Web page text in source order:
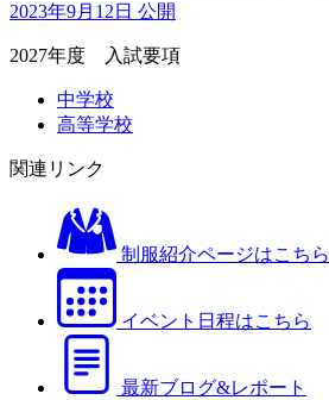
2023年9月12日 公開
2027年度 入試要項
中学校
高等学校
関連リンク
制服紹介ページはこちら
イベント日程はこちら
最新ブログ&レポート